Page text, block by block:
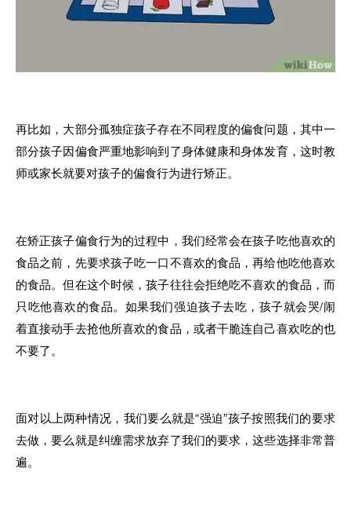
再比如， 大部分孤独症孩子存在不同程度的偏食问题 ， 其中一
部分孩子因偏食严重地影响到了身体健康和身体发育， 这时教
师或家长就要对孩子的偏食行为进行矫正。
在矫正孩子偏食行为的过程中 ，我们经常会在孩子吃他喜欢的
食品之前 ， 先要求孩子吃一口不喜欢的食品 ，再给他吃他喜欢
的食品。但在这个时候 ，孩子往往会拒绝吃不喜欢的食品 ，而
只吃他喜欢的食品。 如果我们强迫孩子去吃，孩子就会哭/闹
着直接动手去抢他所喜欢的食品 ， 或者干脆连自己喜欢吃的也
不要了。
面对以上两种情况 ，我们要么就是“强迫”孩子按照我们的要求
去做，要么就是纠缠需求放弃了我们的要求，这些选择非常普
遍。